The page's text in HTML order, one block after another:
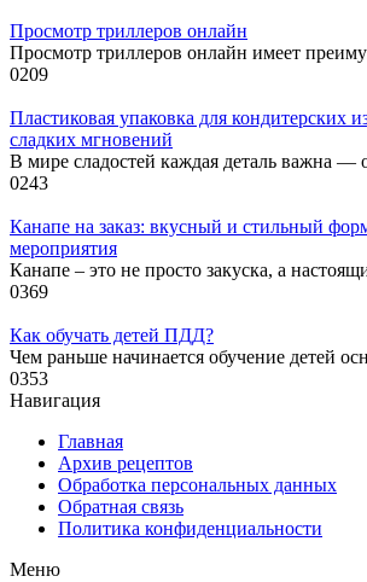
Просмотр триллеров онлайн
Просмотр триллеров онлайн имеет
0209
Пластиковая упаковка для кондитерских
сладких мгновений
В мире сладостей каждая деталь важна —
0243
Канапе на заказ: вкусный и стильный
мероприятия
Канапе – это не просто закуска, а
0369
Как обучать детей ПДД?
Чем раньше начинается обучение детей
0353
Навигация
Главная
Архив рецептов
Обработка персональных данных
Обратная связь
Политика конфиденциальности
Меню